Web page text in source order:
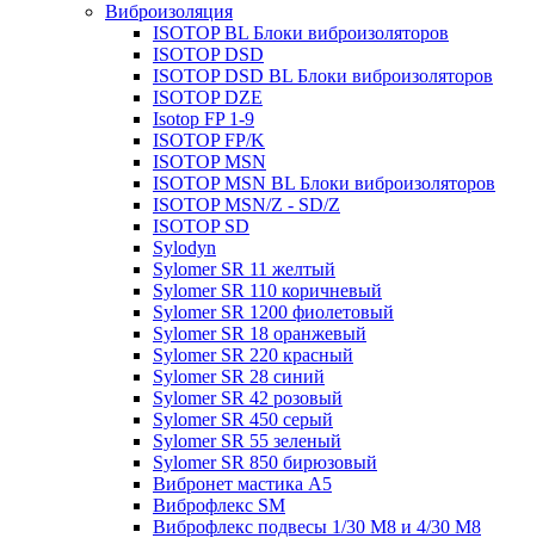
Виброизоляция
ISOTOP BL Блоки виброизоляторов
ISOTOP DSD
ISOTOP DSD BL Блоки виброизоляторов
ISOTOP DZE
Isotop FP 1-9
ISOTOP FP/K
ISOTOP MSN
ISOTOP MSN BL Блоки виброизоляторов
ISOTOP MSN/Z - SD/Z
ISOTOP SD
Sylodyn
Sylomer SR 11 желтый
Sylomer SR 110 коричневый
Sylomer SR 1200 фиолетовый
Sylomer SR 18 оранжевый
Sylomer SR 220 красный
Sylomer SR 28 синий
Sylomer SR 42 розовый
Sylomer SR 450 серый
Sylomer SR 55 зеленый
Sylomer SR 850 бирюзовый
Вибронет мастика А5
Виброфлекс SM
Виброфлекс подвесы 1/30 М8 и 4/30 М8